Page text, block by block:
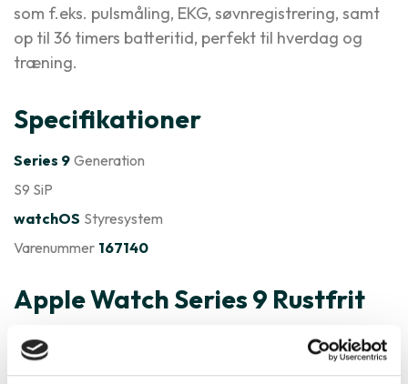
som f.eks. pulsmåling, EKG, søvnregistrering, samt
op til 36 timers batteritid, perfekt til hverdag og
træning.
Specifikationer
Series 9 Generation
S9 SiP
watchOS Styresystem
Varenummer 167140
Apple Watch Series 9 Rustfrit
Stål er ofte købt sammen med